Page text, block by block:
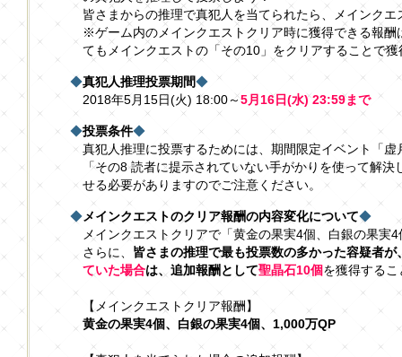
皆さまからの推理で真犯人を当てられたら、メインク
※ゲーム内のメインクエストクリア時に獲得できる報
てもメインクエストの「その10」をクリアすることで
◆真犯人推理投票期間◆
2018年5月15日(火) 18:00～5月16日(水) 23:59まで
◆投票条件◆
真犯人推理に投票するためには、期間限定イベント「
「その8 読者に提示されていない手がかりを使って解
せる必要がありますのでご注意ください。
◆メインクエストのクリア報酬の内容変化について◆
メインクエストクリアで「黄金の果実4個、白銀の果実
さらに、 皆さまの推理で最も投票数の多かった容疑者が
ていた場合は、追加報酬として聖晶石10個を獲得する
【メインクエストクリア報酬】
黄金の果実4個、白銀の果実4個、1,000万QP